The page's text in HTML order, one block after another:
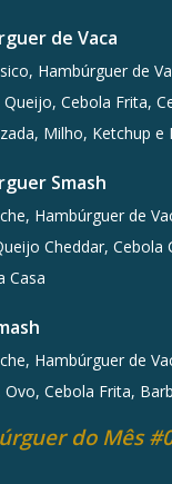
de Vaca
Hambúrguer de
Queijo, Cebola Frita,
Milho, Ketchup e
Smash
Hambúrguer de
Cheddar, Cebola
Casa
Hambúrguer de
Ovo, Cebola Frita,
do Mês